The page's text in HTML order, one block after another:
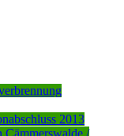
2013
Cämmerswalde /